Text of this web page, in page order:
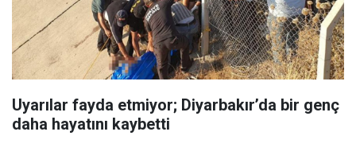
Uyarılar fayda etmiyor; Diyarbakır’da bir genç
daha hayatını kaybetti